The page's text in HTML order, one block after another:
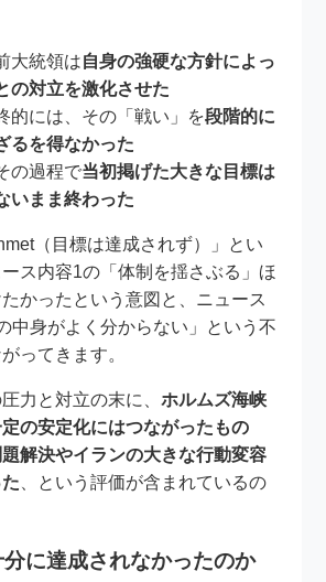
大統領は自身の強硬な方針によっ
の対立を激化させた
的には、その「戦い」を段階的に
るを得なかった
の過程で当初掲げた大きな目標は
いまま終わった
（目標は達成されず）」とい
ス内容1の「体制を揺さぶる」ほ
かったという意図と、ニュース
中身がよく分からない」という不
ってきます。
力と対立の末に、ホルムズ海峡
の安定化にはつながったもの
解決やイランの大きな行動変容
、という評価が含まれているの
に達成されなかったのか